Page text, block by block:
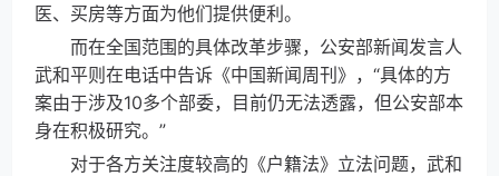
医、买房等方面为他们提供便利。
而在全国范围的具体改革步骤，公安部新闻发言人
武和平则在电话中告诉《中国新闻周刊》，“具体的方
案由于涉及10多个部委，目前仍无法透露，但公安部本
身在积极研究。”
对于各方关注度较高的《户籍法》立法问题，武和